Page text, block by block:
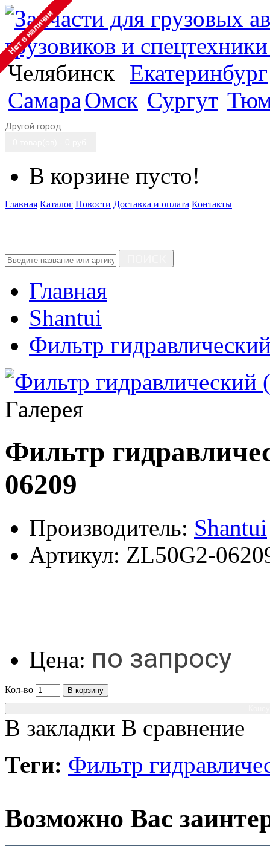
Челябинск
Екатеринбург
СамараОмск Сургут
Другой город
В корзине пусто!
Главная Каталог Новости Доставка и оплата Контакты
Главная
Shantui
Фильтр
Галерея
Фильтр
06209
Производитель: Shantui
Артикул: ZL50G2-
Цена: по запросу
Кол-во
В корзину
В закладки В сравнение
Теги: Фильтр
Возможно Вас